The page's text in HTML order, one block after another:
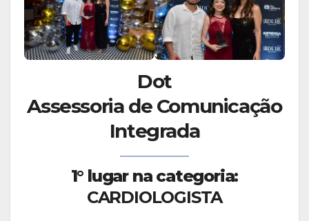
Dot
Assessoria de Comunicação
Integrada
1° lugar na categoria:
CARDIOLOGISTA